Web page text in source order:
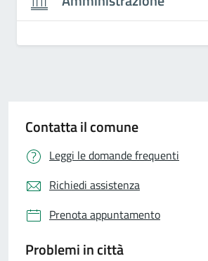
Contatta il comune
Leggi le domande frequenti
Richiedi assistenza
Prenota appuntamento
Problemi in città